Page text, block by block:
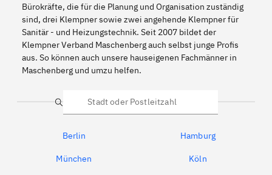
Bürokräfte, die für die Planung und Organisation zuständig
sind, drei Klempner sowie zwei angehende Klempner für
Sanitär - und Heizungstechnik. Seit 2007 bildet der
Klempner Verband Maschenberg auch selbst junge Profis
aus. So können auch unsere hauseigenen Fachmänner in
Maschenberg und umzu helfen.
Suche
Berlin Hamburg
München Köln